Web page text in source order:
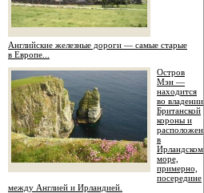
Английские железные дороги — самые старые
в Европе...
Остров
Мэн —
находится
во владении
Британской
короны и
расположен
в
Ирландском
море,
примерно,
посередине
между Англией и Ирландией.